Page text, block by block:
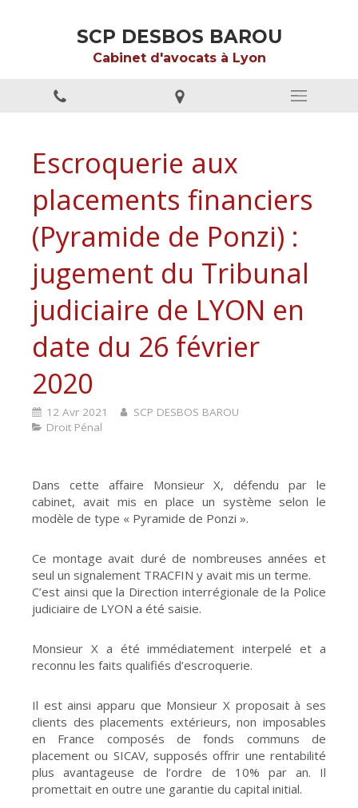
SCP DESBOS BAROU
Cabinet d'avocats à Lyon
Escroquerie aux
placements financiers
(Pyramide de Ponzi) :
jugement du Tribunal
judiciaire de LYON en
date du 26 février
2020
12 Avr 2021
SCP DESBOS BAROU
Droit Pénal
Dans cette affaire Monsieur X, défendu par le
cabinet, avait mis en place un système selon le
modèle de type « Pyramide de Ponzi ».
Ce montage avait duré de nombreuses années et
seul un signalement TRACFIN y avait mis un terme.
C’est ainsi que la Direction interrégionale de la Police
judiciaire de LYON a été saisie.
Monsieur X a été immédiatement interpelé et a
reconnu les faits qualifiés d’escroquerie.
Il est ainsi apparu que Monsieur X proposait à ses
clients des placements extérieurs, non imposables
en France composés de fonds communs de
placement ou SICAV, supposés offrir une rentabilité
plus avantageuse de l’ordre de 10% par an. Il
promettait en outre une garantie du capital initial.